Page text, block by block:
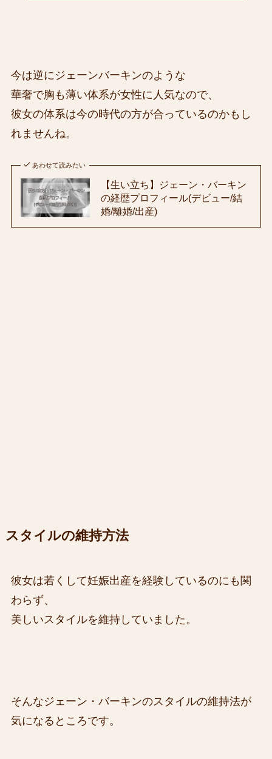
今は逆にジェーンバーキンのような
華奢で胸も薄い体系が女性に人気なので、
彼女の体系は今の時代の方が合っているのかもし
れませんね。
あわせて読みたい
【生い立ち】ジェーン・バーキン
の経歴プロフィール(デビュー/結
婚/離婚/出産)
スタイルの維持方法
彼女は若くして妊娠出産を経験しているのにも関
わらず、
美しいスタイルを維持していました。
そんなジェーン・バーキンのスタイルの維持法が
気になるところです。